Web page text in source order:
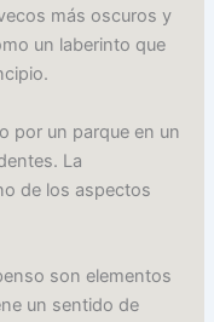
más oscuros y
un laberinto que
por un parque en un
La
de los aspectos
son elementos
un sentido de